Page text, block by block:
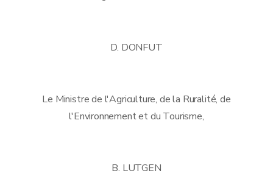
D. DONFUT
Le Ministre de l'Agriculture, de la Ruralité, de
l'Environnement et du Tourisme,
B. LUTGEN